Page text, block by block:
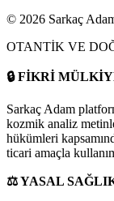
© 2026 Sarkaç
OTANTİK VE
🔒FİKRİ
Sarkaç Adam
kozmik analiz
hükümleri
ticari amaçla
⚖️YASAL